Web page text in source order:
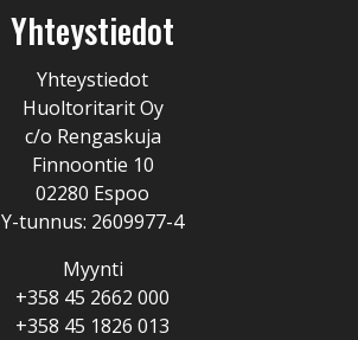
Yhteystiedot
Yhteystiedot
Huoltoritarit Oy
c/o Rengaskuja
Finnoontie 10
02280 Espoo
Y-tunnus: 2609977-4
Myynti
+358 45 2662 000
+358 45 1826 013